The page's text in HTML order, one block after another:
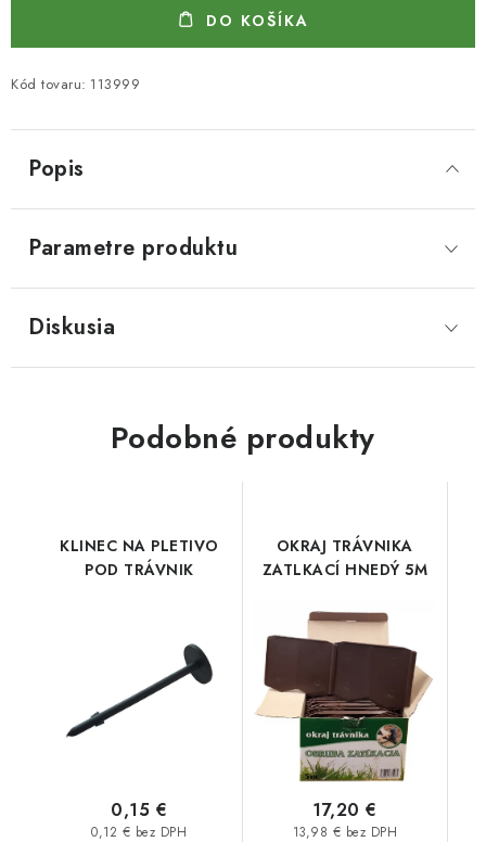
DO KOŠÍKA
Kód tovaru: 113999
Popis
Parametre produktu
Diskusia
Podobné produkty
KLINEC NA PLETIVO
POD TRÁVNIK
0,12 € bez DPH
0,15 €
OKRAJ TRÁVNIKA
ZATLKACÍ HNEDÝ 5M
13,98 € bez DPH
17,20 €